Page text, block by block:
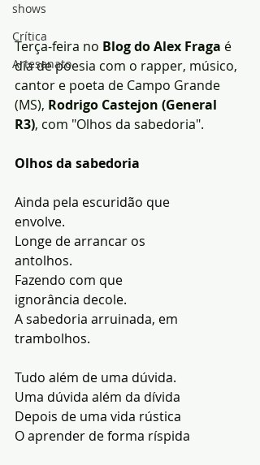
shows
Crítica
Artesanato
Terça-feira no Blog do Alex Fraga é
dia de poesia com o rapper, músico,
cantor e poeta de Campo Grande
(MS), Rodrigo Castejon (General
R3), com "Olhos da sabedoria".
Olhos da sabedoria
Ainda pela escuridão que
envolve.
Longe de arrancar os
antolhos.
Fazendo com que
ignorância decole.
A sabedoria arruinada, em
trambolhos.
Tudo além de uma dúvida.
Uma dúvida além da dívida
Depois de uma vida rústica
O aprender de forma ríspida